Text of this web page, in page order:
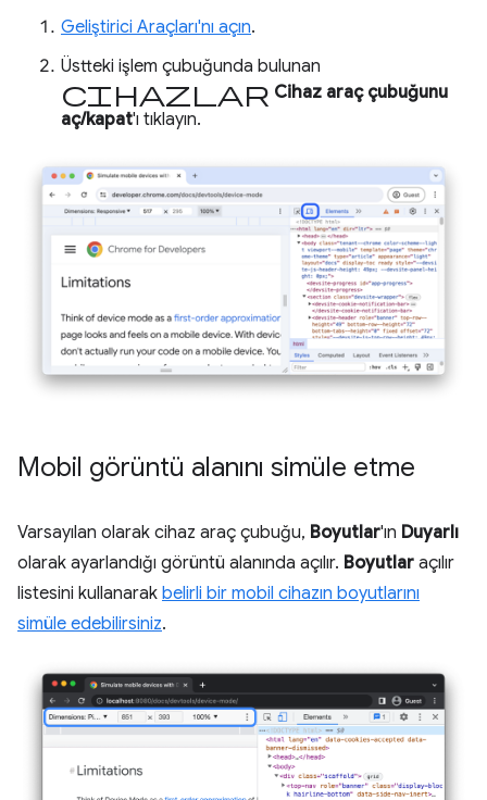
Geliştirici Araçları'nı açın.
Üstteki işlem çubuğunda bulunan
cihazlar Cihaz araç çubuğunu
aç/kapat'ı tıklayın.
Mobil görüntü alanını simüle etme
Varsayılan olarak cihaz araç çubuğu, Boyutlar'ın Duyarlı
olarak ayarlandığı görüntü alanında açılır. Boyutlar açılır
listesini kullanarak belirli bir mobil cihazın boyutlarını
simüle edebilirsiniz.